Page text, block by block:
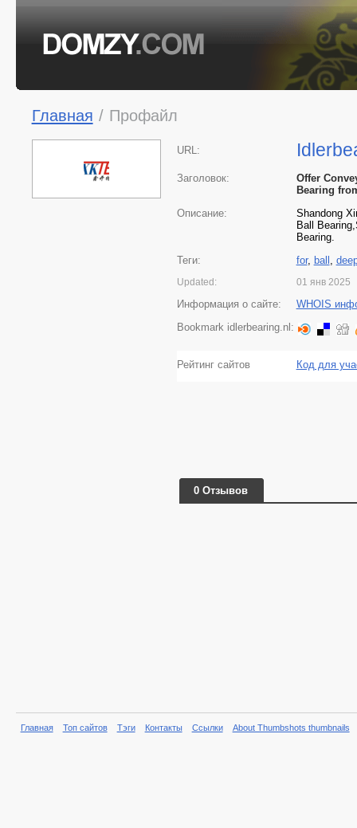
Главная / Профайл
URL:
Заголовок:
Offer
Bearing
Описание:
Shandong
Ball
Bearing.
Теги:
for, ball ,
Updated: 01 янв 2025
Информация о сайте:
WHOIS
Bookmark idlerbearing.nl:
Рейтинг сайтов Код для
0 Отзывов
Главная Топ сайтов Тэги Контакты Ссылки About Thumbshots thumbnails